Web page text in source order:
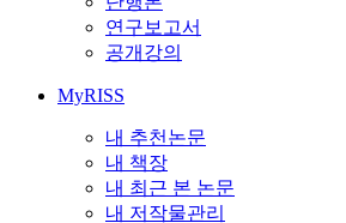
연구보고서
공개강의
MyRISS
내 추천논문
내 책장
내 최근 본 논문
내 저작물관리